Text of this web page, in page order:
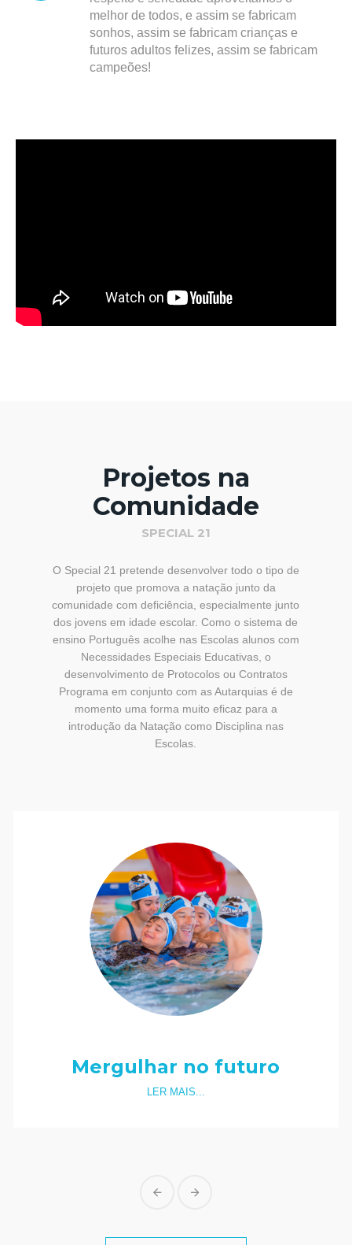
melhor de todos, e assim se fabricam
sonhos, assim se fabricam crianças e
futuros adultos felizes, assim se fabricam
campeões!
Projetos na
Comunidade
SPECIAL 21
O Special 21 pretende desenvolver todo o tipo de
projeto que promova a natação junto da
comunidade com deficiência, especialmente junto
dos jovens em idade escolar. Como o sistema de
ensino Português acolhe nas Escolas alunos com
Necessidades Especiais Educativas, o
desenvolvimento de Protocolos ou Contratos
Programa em conjunto com as Autarquias é de
momento uma forma muito eficaz para a
introdução da Natação como Disciplina nas
Escolas.
Mergulhar no futuro
LER MAIS...